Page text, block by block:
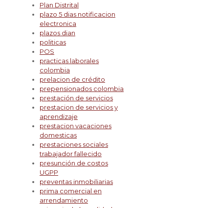
Plan Distrital
plazo 5 dias notificacion
electronica
plazos dian
politicas
POS
practicas laborales
colombia
prelacion de crédito
prepensionados colombia
prestación de servicios
prestacion de servicios y
aprendizaje
prestacion vacaciones
domesticas
prestaciones sociales
trabajador fallecido
presunción de costos
UGPP
preventas inmobiliarias
prima comercial en
arrendamiento